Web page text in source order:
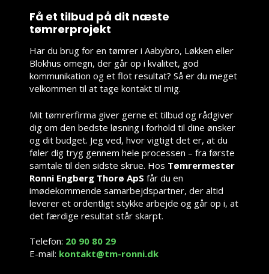
Få et tilbud på dit næste
tømrerprojekt
Har du brug for en tømrer i Aabybro, Løkken eller
Blokhus omegn, der går op i kvalitet, god
kommunikation og et flot resultat? Så er du meget
velkommen til at tage kontakt til mig.
Mit tømrerfirma giver gerne et tilbud og rådgiver
dig om den bedste løsning i forhold til dine ønsker
og dit budget. Jeg ved, hvor vigtigt det er, at du
føler dig tryg gennem hele processen – fra første
samtale til den sidste skrue. Hos Tømrermester
Ronni Engberg Thorø ApS får du en
imødekommende samarbejdspartner, der altid
leverer et ordentligt stykke arbejde og går op i, at
det færdige resultat står skarpt.
Telefon: 20 90 80 29
E-mail: kontakt@tm-ronni.dk